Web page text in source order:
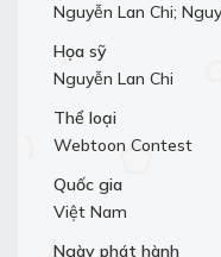
Nguyễn Lan Chi;
Họa sỹ
Nguyễn Lan Chi
Thể loại
Webtoon Contest
Quốc gia
Việt Nam
Ngày phát hành